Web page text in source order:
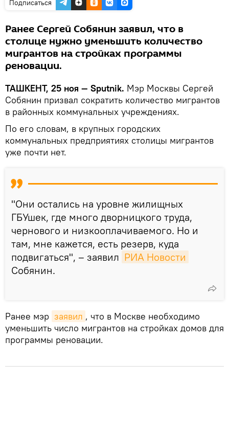
Подписаться
Ранее Сергей Собянин заявил, что в
столице нужно уменьшить количество
мигрантов на стройках программы
реновации.
ТАШКЕНТ, 25 ноя — Sputnik. Мэр Москвы Сергей
Собянин призвал сократить количество мигрантов
в районных коммунальных учреждениях.
По его словам, в крупных городских
коммунальных предприятиях столицы мигрантов
уже почти нет.
"Они остались на уровне жилищных
ГБУшек, где много дворницкого труда,
чернового и низкооплачиваемого. Но и
там, мне кажется, есть резерв, куда
подвигаться", – заявил РИА Новости
Собянин.
Ранее мэр заявил , что в Москве необходимо
уменьшить число мигрантов на стройках домов для
программы реновации.